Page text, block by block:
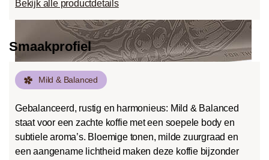
Bekijk alle productdetails
Smaakprofiel
Mild & Balanced
Gebalanceerd, rustig en harmonieus: Mild & Balanced
staat voor een zachte koffie met een soepele body en
subtiele aroma’s. Bloemige tonen, milde zuurgraad en
een aangename lichtheid maken deze koffie bijzonder